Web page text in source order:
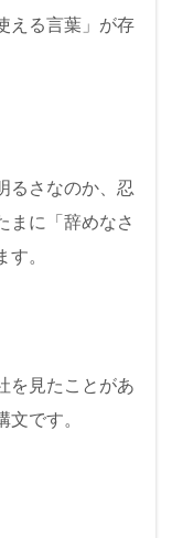
える言葉」が存
るさなのか、忍
まに「辞めなさ
。
を見たことがあ
です。